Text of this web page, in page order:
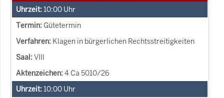
10:00 Uhr
Gütetermin
Klagen in bürgerlichen Rechtsstreitigkeiten
VIII
4 Ca 5010/26
10:00 Uhr